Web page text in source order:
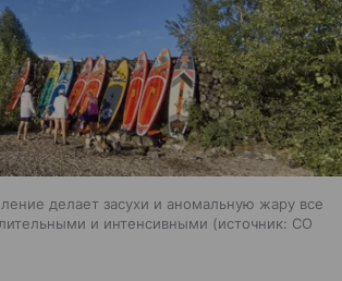
делает засухи и аномальную жару все
и интенсивными
источник: СО